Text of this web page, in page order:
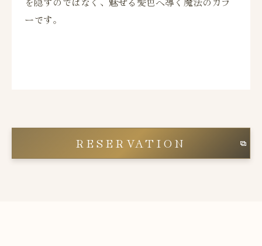
ーです。
RESERVATION